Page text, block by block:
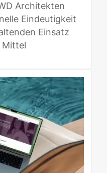
Architekten
Eindeutigkeit
Einsatz